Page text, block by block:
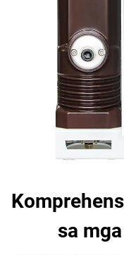
Makipag-ugnayan
sa